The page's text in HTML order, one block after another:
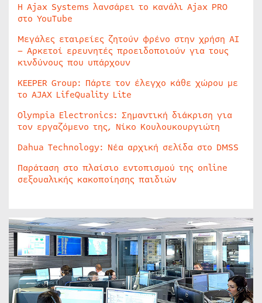
Η Ajax Systems λανσάρει το κανάλι Ajax PRO
στο YouTube
Μεγάλες εταιρείες ζητούν φρένο στην χρήση AI
– Αρκετοί ερευνητές προειδοποιούν για τους
κινδύνους που υπάρχουν
KEEPER Group: Πάρτε τον έλεγχο κάθε χώρου με
το AJAX LifeQuality Lite
Olympia Electronics: Σημαντική διάκριση για
τον εργαζόμενο της, Νίκο Κουλουκουργιώτη
Dahua Technology: Νέα αρχική σελίδα στο DMSS
Παράταση στο πλαίσιο εντοπισμού της online
σεξουαλικής κακοποίησης παιδιών